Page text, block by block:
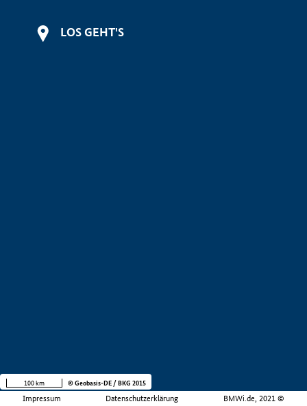
LOS GEHT'S
Impressum Datenschutzerklärung BMWi.de, 2021 ©
100 km © Geobasis-DE / BKG 2015